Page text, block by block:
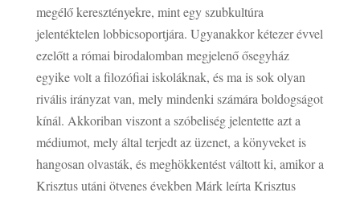
megélő keresztényekre, mint egy szubkultúra
jelentéktelen lobbicsoportjára. Ugyanakkor kétezer évvel
ezelőtt a római birodalomban megjelenő ősegyház
egyike volt a filozófiai iskoláknak, és ma is sok olyan
rivális irányzat van, mely mindenki számára boldogságot
kínál. Akkoriban viszont a szóbeliség jelentette azt a
médiumot, mely által terjedt az üzenet, a könyveket is
hangosan olvasták, és meghökkentést váltott ki, amikor a
Krisztus utáni ötvenes években Márk leírta Krisztus